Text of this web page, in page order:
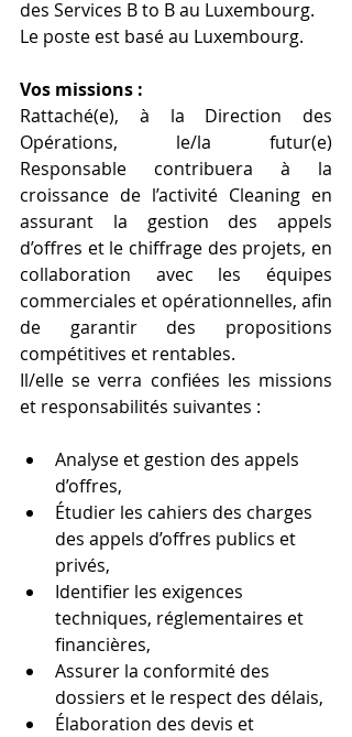
des Services B to B au Luxembourg.
Le poste est basé au Luxembourg.
Vos missions :
Rattaché(e), à la Direction des
Opérations, le/la futur(e)
Responsable contribuera à la
croissance de l’activité Cleaning en
assurant la gestion des appels
d’offres et le chiffrage des projets, en
collaboration avec les équipes
commerciales et opérationnelles, afin
de garantir des propositions
compétitives et rentables.
Il/elle se verra confiées les missions
et responsabilités suivantes :
Analyse et gestion des appels
d’offres,
Étudier les cahiers des charges
des appels d’offres publics et
privés,
Identifier les exigences
techniques, réglementaires et
financières,
Assurer la conformité des
dossiers et le respect des délais,
Élaboration des devis et